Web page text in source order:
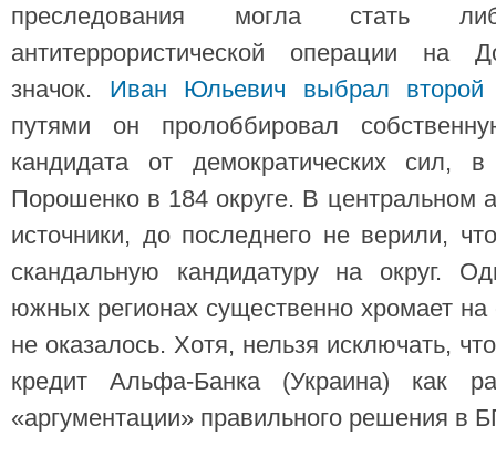
преследования могла стать
антитеррористической операции на
значок. Иван Юльевич выбрал второй
путями он пролоббировал
кандидата от демократических сил,
Порошенко в 184 округе. В центральном
источники, до последнего не верили,
скандальную кандидатуру на округ.
южных регионах существенно хромает
не оказалось. Хотя, нельзя исключать,
кредит Альфа-Банка (Украина) как
«аргументации» правильного решения в